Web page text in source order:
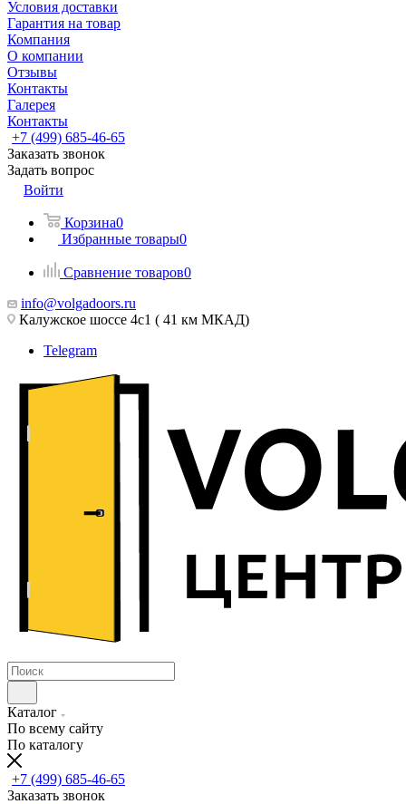
Условия доставки
Гарантия на товар
Компания
О компании
Отзывы
Контакты
Галерея
Контакты
+7 (499) 685-46-65
Заказать звонок
Задать вопрос
Войти
Корзина0
Избранные товары0
Сравнение товаров0
info@volgadoors.ru
Калужское шоссе 4с1 ( 41 км МКАД)
Telegram
Каталог
По всему сайту
По каталогу
+7 (499) 685-46-65
Заказать звонок